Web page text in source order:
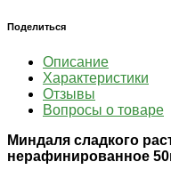
Поделиться
Описание
Характеристики
Отзывы
Вопросы о товаре
Миндаля сладкого
нерафинированное